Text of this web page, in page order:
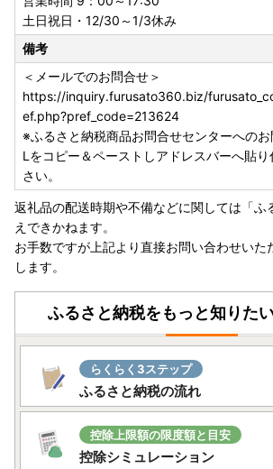
土日祝日・12/30～1/3休み
備考
＜メールでのお問合せ＞
https://inquiry.furusato360.biz/
ef.php?pref_code=213624
※ふるさと納税商品お問合せセンターへの
Lをコピー＆ペーストしアドレスバーへ貼
さい。
返礼品の配送時期や不備などに関しては「ふ
えできかねます。
お手数ですが上記より直接お問い合わせいた
します。
ふるさと納税をもっと知りた
らくらく3ステップ
ふるさと納税の流れ
控除上限額の限度額と目安
控除シミュレーション